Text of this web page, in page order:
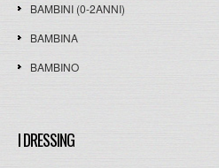
BAMBINI (0-2ANNI)
BAMBINA
BAMBINO
I DRESSING